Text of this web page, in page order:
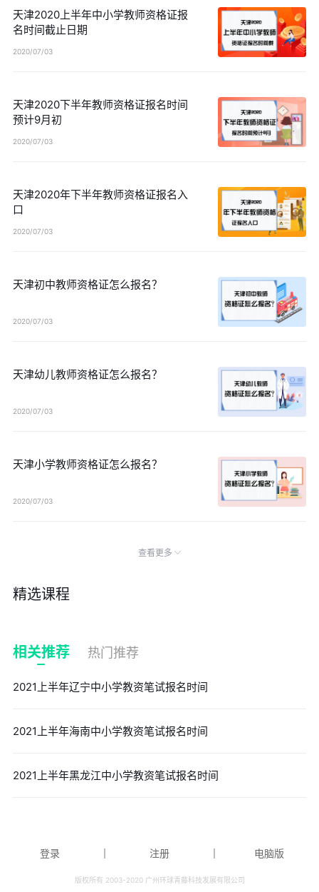
天津2020上半年中小学教师资格证报
名时间截止日期
2020/07/03
天津2020下半年教师资格证报名时间
预计9月初
2020/07/03
天津2020年下半年教师资格证报名入
口
2020/07/03
天津初中教师资格证怎么报名？
2020/07/03
天津幼儿教师资格证怎么报名？
2020/07/03
天津小学教师资格证怎么报名？
2020/07/03
查看更多
精选课程
相关推荐 热门推荐
2021上半年辽宁中小学教资笔试报名时间
2021上半年海南中小学教资笔试报名时间
2021上半年黑龙江中小学教资笔试报名时间
登录 注册 电脑版
版权所有 2003-2020 广州环球青藤科技发展有限公司